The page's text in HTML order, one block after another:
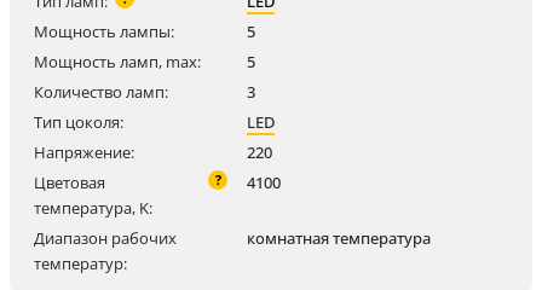
Мощность лампы:
5
Мощность ламп, max:
5
Количество ламп:
3
Тип цоколя:
LED
Напряжение:
220
Цветовая
температура, K:
? 4100
Диапазон рабочих
температур:
комнатная температура